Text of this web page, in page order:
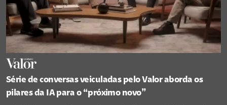
Série de conversas veiculadas pelo Valor aborda os
pilares da IA para o “próximo novo”